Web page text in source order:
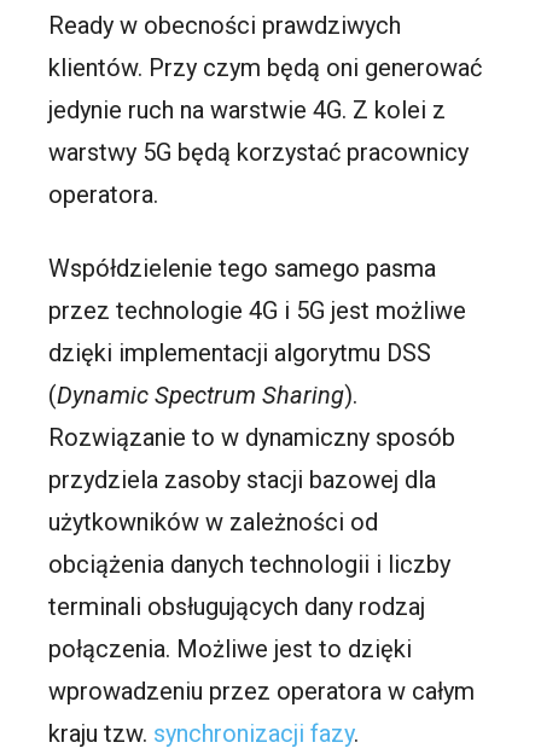
Ready w obecności prawdziwych
klientów. Przy czym będą oni generować
jedynie ruch na warstwie 4G. Z kolei z
warstwy 5G będą korzystać pracownicy
operatora.
Współdzielenie tego samego pasma
przez technologie 4G i 5G jest możliwe
dzięki implementacji algorytmu DSS
(Dynamic Spectrum Sharing).
Rozwiązanie to w dynamiczny sposób
przydziela zasoby stacji bazowej dla
użytkowników w zależności od
obciążenia danych technologii i liczby
terminali obsługujących dany rodzaj
połączenia. Możliwe jest to dzięki
wprowadzeniu przez operatora w całym
kraju tzw. synchronizacji fazy.